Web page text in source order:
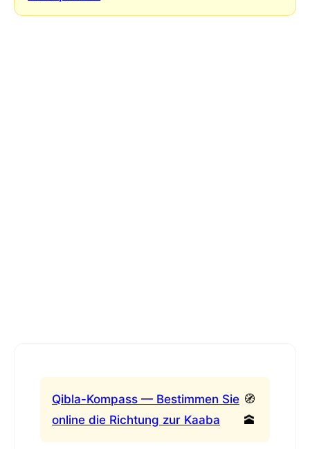
Qibla-Kompass — Bestimmen Sie
online die Richtung zur Kaaba
🧭
🕋